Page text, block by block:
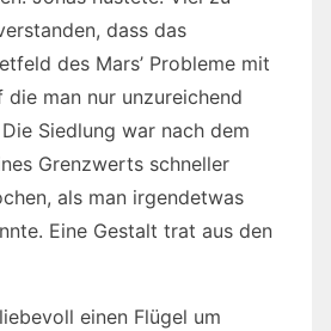
dass das
des Mars’ Probleme mit
die man nur unzureichend
Siedlung war nach dem
Grenzwerts schneller
als man irgendetwas
Eine Gestalt trat aus den
einen Flügel um